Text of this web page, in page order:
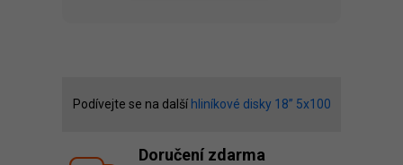
Podívejte se na další hliníkové disky 18” 5x100
Doručení zdarma